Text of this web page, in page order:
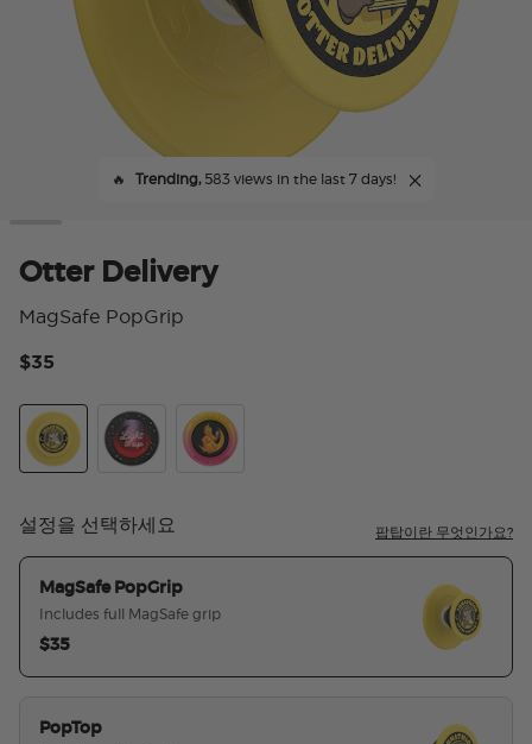
🔥 Trending,583 views in the last 7 days!
Otter Delivery
MagSafe PopGrip
$35
설정을 선택하세요 팝탑이란 무엇인가요?
MagSafe PopGrip
Includes full MagSafe grip
$35
PopTop